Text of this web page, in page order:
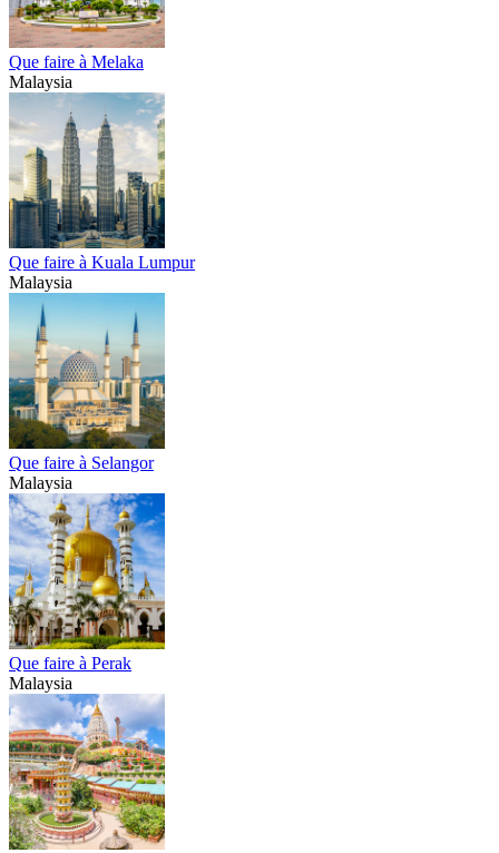
Que faire à Melaka
Malaysia
Que faire à Kuala Lumpur
Malaysia
Que faire à Selangor
Malaysia
Que faire à Perak
Malaysia